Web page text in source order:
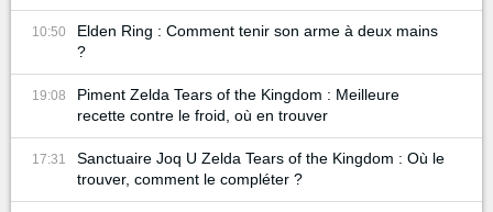
10:50
Elden Ring : Comment tenir son arme à deux mains
?
19:08
Piment Zelda Tears of the Kingdom : Meilleure
recette contre le froid, où en trouver
17:31
Sanctuaire Joq U Zelda Tears of the Kingdom : Où le
trouver, comment le compléter ?